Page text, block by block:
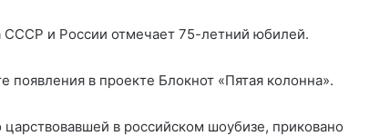
СССР и России отмечает 75-летний юбилей.
появления в проекте Блокнот «Пятая колонна».
в российском шоубизе, приковано